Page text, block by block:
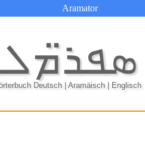
Aramator
Deutsch | Aramäisch | Englisch